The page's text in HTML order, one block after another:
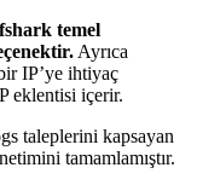
temel
Ayrıca
IP’ye ihtiyaç
eklentisi içerir.
taleplerini kapsayan
tamamlamıştır.